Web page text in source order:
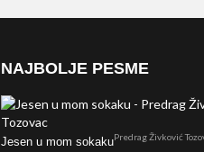
NAJBOLJE PESME
Jesen u mom sokakuPredrag Živković